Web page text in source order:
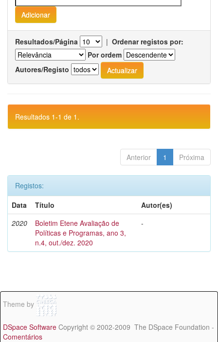
Resultados/Página | Ordenar registos por:
Por ordem
Autores/Registo
Resultados 1-1 de 1.
Anterior 1 Próxima
Registos:
Data
Título
Autor(es)
2020
Boletim Etene Avaliação de
Políticas e Programas, ano 3,
n.4, out./dez. 2020
-
Theme by
DSpace Software Copyright © 2002-2009 The DSpace Foundation -
Comentários